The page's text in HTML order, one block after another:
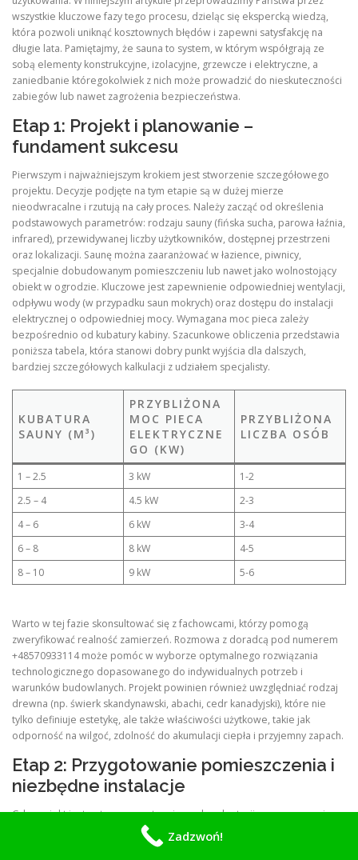
wszystkie kluczowe fazy tego procesu, dzieląc się ekspercką wiedzą,
która pozwoli uniknąć kosztownych błędów i zapewni satysfakcję na
długie lata. Pamiętajmy, że sauna to system, w którym współgrają ze
sobą elementy konstrukcyjne, izolacyjne, grzewcze i elektryczne, a
zaniedbanie któregokolwiek z nich może prowadzić do nieskuteczności
zabiegów lub nawet zagrożenia bezpieczeństwa.
Etap 1: Projekt i planowanie –
fundament sukcesu
Pierwszym i najważniejszym krokiem jest stworzenie szczegółowego
projektu. Decyzje podjęte na tym etapie są w dużej mierze
nieodwracalne i rzutują na cały proces. Należy zacząć od określenia
podstawowych parametrów: rodzaju sauny (fińska sucha, parowa łaźnia,
infrared), przewidywanej liczby użytkowników, dostępnej przestrzeni
oraz lokalizacji. Saunę można zaaranżować w łazience, piwnicy,
specjalnie dobudowanym pomieszczeniu lub nawet jako wolnostojący
obiekt w ogrodzie. Kluczowe jest zapewnienie odpowiedniej wentylacji,
odpływu wody (w przypadku saun mokrych) oraz dostępu do instalacji
elektrycznej o odpowiedniej mocy. Wymagana moc pieca zależy
bezpośrednio od kubatury kabiny. Szacunkowe obliczenia przedstawia
poniższa tabela, która stanowi dobry punkt wyjścia dla dalszych,
bardziej szczegółowych kalkulacji z udziałem specjalisty.
KUBATURA
SAUNY (M³)
PRZYBLIŻONA
MOC PIECA
ELEKTRYCZNE
GO (KW)
PRZYBLIŻONA
LICZBA OSÓB
1 – 2.5 3 kW
1-2
2.5 – 4
4.5 kW
2-3
4 – 6
6 kW
3-4
6 – 8
8 kW
4-5
8 – 10
9 kW 5-6
Warto w tej fazie skonsultować się z fachowcami, którzy pomogą
zweryfikować realność zamierzeń. Rozmowa z doradcą pod numerem
+48570933114 może pomóc w wyborze optymalnego rozwiązania
technologicznego dopasowanego do indywidualnych potrzeb i
warunków budowlanych. Projekt powinien również uwzględniać rodzaj
drewna (np. świerk skandynawski, abachi, cedr kanadyjski), które nie
tylko definiuje estetykę, ale także właściwości użytkowe, takie jak
odporność na wilgoć, zdolność do akumulacji ciepła i przyjemny zapach.
Etap 2: Przygotowanie pomieszczenia i
niezbędne instalacje
Gdy projekt jest gotowy, przystępujemy do adaptacji przeznaczonej
przestrzeni. Pomieszczenie musi być suche, czyste i odpowiednio
zaizolowane. Konieczne jest zabezpieczenie podłogi przed wilgocią, a
Zadzwoń!